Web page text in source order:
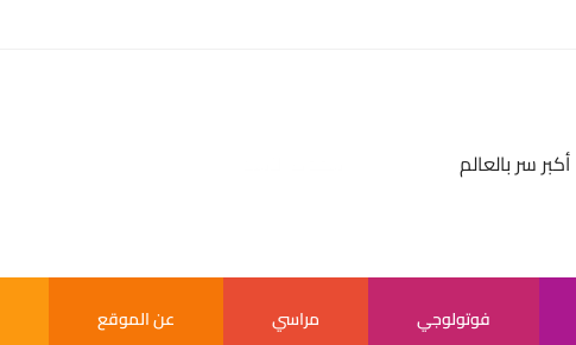
أكبر سر بالعالم
فوتولوجي مراسي عن الموقع